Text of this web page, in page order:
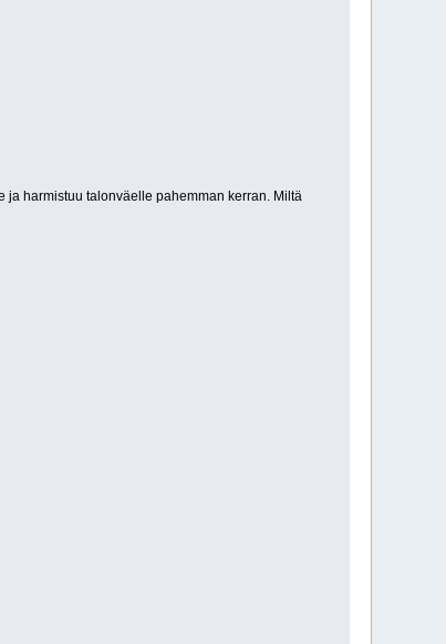
harmistuu talonväelle pahemman kerran. Miltä